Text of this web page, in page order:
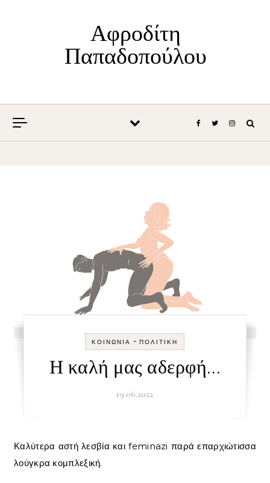
Αφροδίτη
Παπαδοπούλου
ΚΟΙΝΩΝΊΑ -ΠΟΛΙΤΙΚΉ
Η καλή μας αδερφή…
19.06.2022
Καλύτερα αστή λεσβία και feminazi παρά επαρχιώτισσα
λούγκρα κομπλεξική.